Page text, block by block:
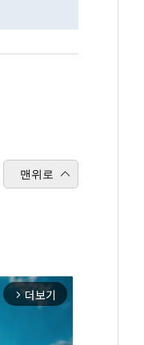
맨위로
arrow_forward_ios 더보기